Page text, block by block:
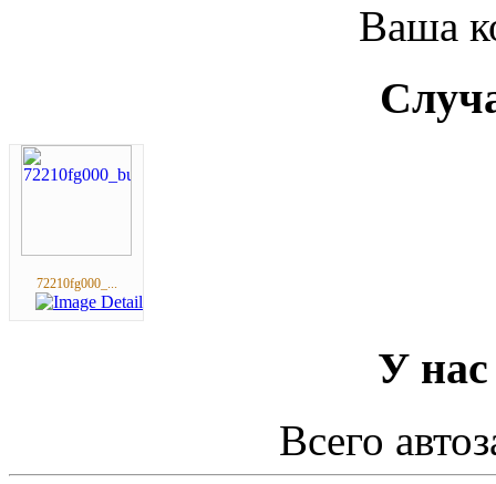
Ваша
72210fg000_...
У
Всего